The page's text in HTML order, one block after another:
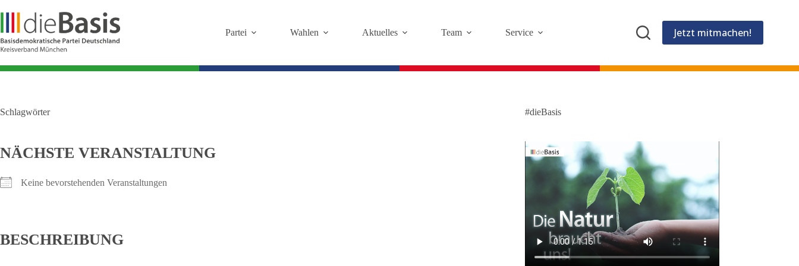
Inhalt
springen
Partei Wahlen Aktuelles Team Service Jetzt mitmachen!
Schlagwörter
NÄCHSTE VERANSTALTUNG
Keine bevorstehenden Veranstaltungen
BESCHREIBUNG
#dieBasis